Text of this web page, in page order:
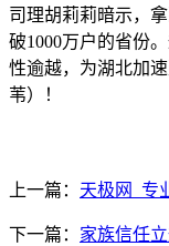
司理胡莉莉暗示，
破1000万户的省份
性逾越，为湖北加
苇）！
上一篇： 天极网_专
下一篇： 家族信任